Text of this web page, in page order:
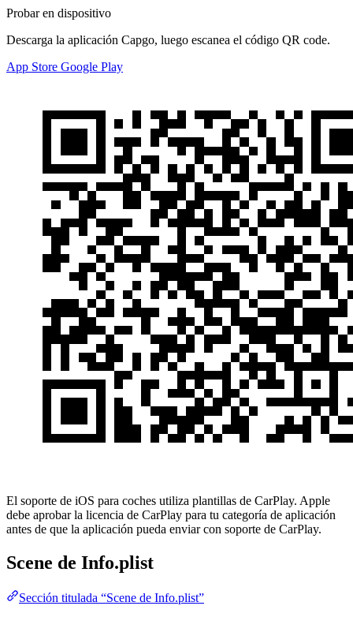
Probar en dispositivo
Descarga la aplicación Capgo, luego escanea el código QR code.
App Store Google Play
El soporte de iOS para coches utiliza plantillas de CarPlay. Apple
debe aprobar la licencia de CarPlay para tu categoría de aplicación
antes de que la aplicación pueda enviar con soporte de CarPlay.
Scene de Info.plist
Sección titulada “Scene de Info.plist”